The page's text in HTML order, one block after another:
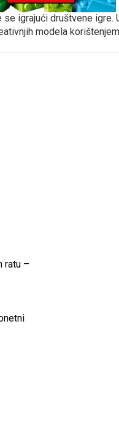
igrajući društvene
modela
ratu –